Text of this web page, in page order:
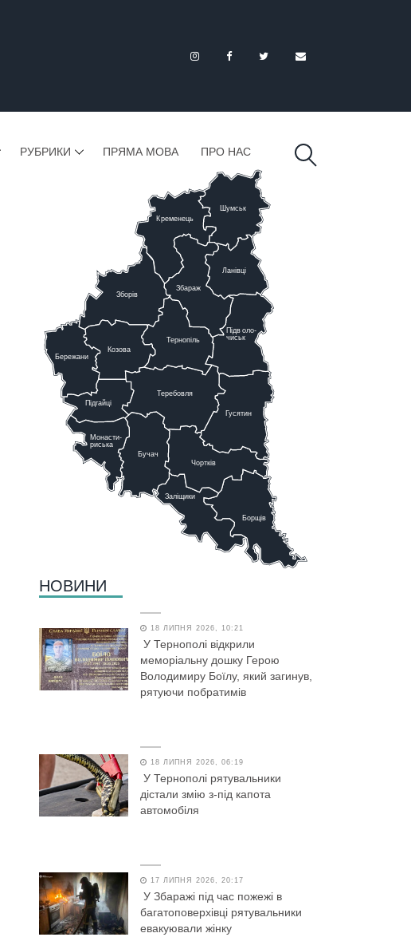
РУБРИКИ ПРЯМА МОВА ПРО НАС
Тернопіль
Теребовля
Бучач
Заліщики
Борщів
Чортків
Гусятин
Підволо-
чиськ
Ланівці
Збараж
Шумськ
Кременець
Козова
Бережани
Підгайці
Зборів
Монасти-
риська
НОВИНИ
18 ЛИПНЯ 2026, 10:21
У Тернополі відкрили
меморіальну дошку Герою
Володимиру Боїлу, який загинув,
рятуючи побратимів
18 ЛИПНЯ 2026, 06:19
У Тернополі рятувальники
дістали змію з-під капота
автомобіля
17 ЛИПНЯ 2026, 20:17
У Збаражі під час пожежі в
багатоповерхівці рятувальники
евакуювали жінку